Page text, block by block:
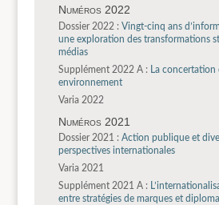
Numéros 2022
Dossier 2022 : Vingt-cinq ans
une exploration des transformations
médias
Supplément 2022 A : La concertation
environnement
Varia 2022
Numéros 2021
Dossier 2021 : Action publique et
perspectives internationales
Varia 2021
Supplément 2021 A :
entre stratégies de marques et